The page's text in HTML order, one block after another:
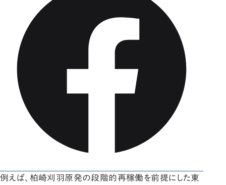
例えば、柏崎刈羽原発の段階的再稼働を前提にした東